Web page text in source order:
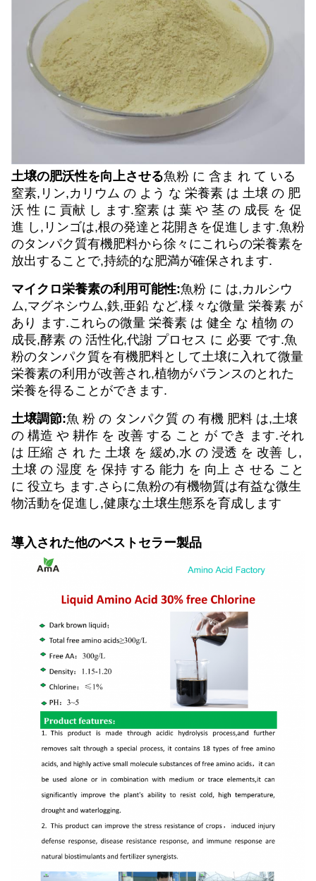
土壌の肥沃性を向上させる魚粉 に 含ま れ て いる
窒素,リン,カリウム の よう な 栄養素 は 土壌 の 肥
沃 性 に 貢献 し ます.窒素 は 葉 や 茎 の 成長 を 促
進 し,リンゴは,根の発達と花開きを促進します.魚粉
のタンパク質有機肥料から徐々にこれらの栄養素を
放出することで,持続的な肥満が確保されます.
マイクロ栄養素の利用可能性:魚粉 に は,カルシウ
ム,マグネシウム,鉄,亜鉛 など,様々な微量 栄養素 が
あり ます.これらの微量 栄養素 は 健全 な 植物 の
成長,酵素 の 活性化,代謝 プロセス に 必要 です.魚
粉のタンパク質を有機肥料として土壌に入れて微量
栄養素の利用が改善され,植物がバランスのとれた
栄養を得ることができます.
土壌調節:魚 粉 の タンパク質 の 有機 肥料 は,土壌
の 構造 や 耕作 を 改善 する こと が でき ます.それ
は 圧縮 さ れ た 土壌 を 緩め,水 の 浸透 を 改善 し,
土壌 の 湿度 を 保持 する 能力 を 向上 さ せる こと
に 役立ち ます.さらに魚粉の有機物質は有益な微生
物活動を促進し,健康な土壌生態系を育成します
導入された他のベストセラー製品